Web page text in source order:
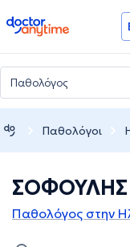
doctoranytime
Παθολόγοι
Παθολόγος στην